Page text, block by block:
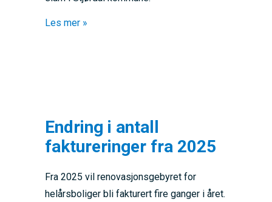
Les mer »
Endring i antall
faktureringer fra 2025
Fra 2025 vil renovasjonsgebyret for
helårsboliger bli fakturert fire ganger i året.